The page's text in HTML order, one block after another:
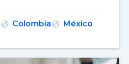
Colombia México